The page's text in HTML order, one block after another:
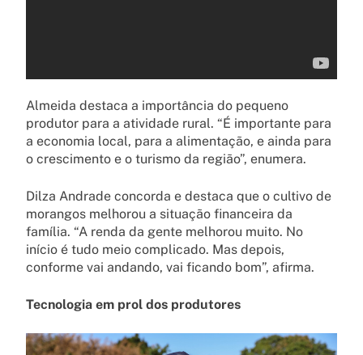
Almeida destaca a importância do pequeno
produtor para a atividade rural. “É importante para
a economia local, para a alimentação, e ainda para
o crescimento e o turismo da região”, enumera.
Dilza Andrade concorda e destaca que o cultivo de
morangos melhorou a situação financeira da
família. “A renda da gente melhorou muito. No
início é tudo meio complicado. Mas depois,
conforme vai andando, vai ficando bom”, afirma.
Tecnologia em prol dos produtores